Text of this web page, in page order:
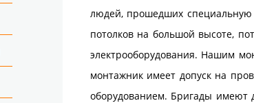
людей, прошедших специальную
потолков на большой высоте,
электрооборудования. Нашим
монтажник имеет допуск на
оборудованием. Бригады имеют